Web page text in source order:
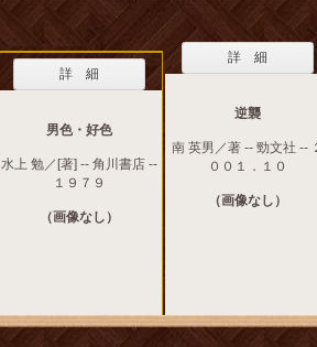
詳 細
男色・好色
水上 勉／[著] -- 角川書店 --
１９７９
（画像なし）
詳 細
逆襲
南 英男／著 -- 勁文社 --
００１．１０
（画像なし）